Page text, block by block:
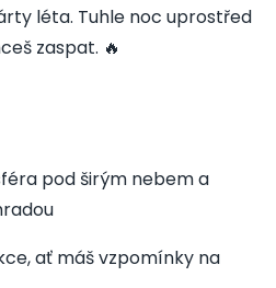
léta. Tuhle noc uprostřed
zaspat. 🔥
pod širým nebem a
ať máš vzpomínky na